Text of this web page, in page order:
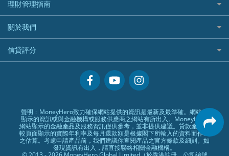
專為孕婦設計的最佳旅遊保險
最佳滑雪旅遊保險
最適合BB的旅遊保險
HSBC滙豐銀行
MSIG 三井住友
Prudential 保誠
QBE 昆士蘭
Starr
OSL
盈立證券 uSMART 好唔好？
Stashaway好唔好？
黃金ETF懶人包
最值得注意的比特幣ETF
選股策略：五步調查攻略
Airwallex銀行
人民幣定存
美元定存
英鎊定存
澳元定存
識慳識賺
債務管理
投資理財
置業安居
專欄文章
理財管理指南
常用相關詞彙
MoneyHero電子報
所有合作銀行或機構
關於我們
服務承諾
網上支援
常見問題
條款及細則
編輯守則
廣告合作
信貸評分
聲明﹕MoneyHero致力確保網站提供的資訊是最新及最準確。網站所
顯示的資訊或與金融機構或服務供應商之網站有所出入。MoneyHero
網站顯示的金融產品及服務資訊僅供參考，並非提供建議。貸款產品比
較頁面顯示的實際年利率及每月還款額是根據閣下所輸入的資料而作出
之估算。考慮申請產品前，我們建議你查閱產品之官方條款及細則。如
發現資訊有出入，請直接聯絡相關金融機構。